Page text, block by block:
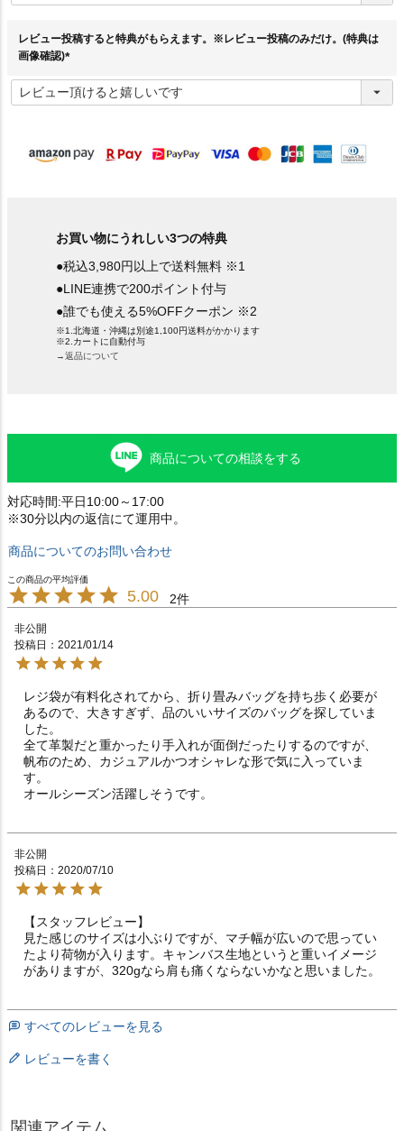
須
レビュー投稿すると特典がもらえます。※レビュー投稿のみだけ。(特典は
画像確認)
必
須
お買い物にうれしい3つの特典
●税込3,980円以上で送料無料 ※1
●LINE連携で200ポイント付与
●誰でも使える5%OFFクーポン ※2
※1.北海道・沖縄は別途1,100円送料がかかります
※2.カートに自動付与
→返品について
商品についての相談をする
対応時間:平日10:00～17:00
※30分以内の返信にて運用中。
商品についてのお問い合わせ
5.00 2
非公開
投稿日
2021/01/14
レジ袋が有料化されてから、折り畳みバッグを持ち歩く必要が
あるので、大きすぎず、品のいいサイズのバッグを探していま
した。
全て革製だと重かったり手入れが面倒だったりするのですが、
帆布のため、カジュアルかつオシャレな形で気に入っていま
す。
オールシーズン活躍しそうです。
非公開
投稿日
2020/07/10
【スタッフレビュー】
見た感じのサイズは小ぶりですが、マチ幅が広いので思ってい
たより荷物が入ります。キャンバス生地というと重いイメージ
がありますが、320gなら肩も痛くならないかなと思いました。
すべてのレビューを見る
レビューを書く
関連アイテム